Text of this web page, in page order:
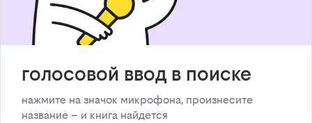
голосовой ввод в поиске
нажмите на значок микрофона, произнесите
название – и книга найдется